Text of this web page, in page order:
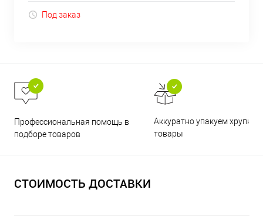
Под заказ
Профессиональная помощь в
подборе товаров
Аккуратно упакуем хрупкие
товары
СТОИМОСТЬ ДОСТАВКИ